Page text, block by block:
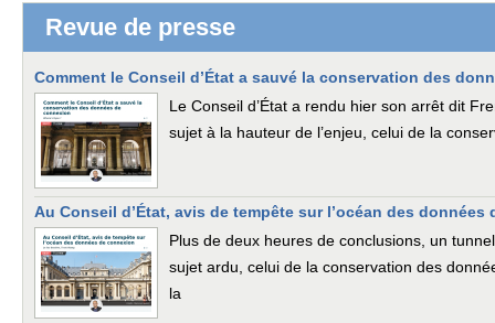
Revue de presse
Comment le Conseil d’État a sauvé la conservation des
Le Conseil d’État a rendu hier son arrêt dit
sujet à la hauteur de l’enjeu, celui de la
Au Conseil d’État, avis de tempête sur l’océan des données
Plus de deux heures de conclusions, un
sujet ardu, celui de la conservation des
la